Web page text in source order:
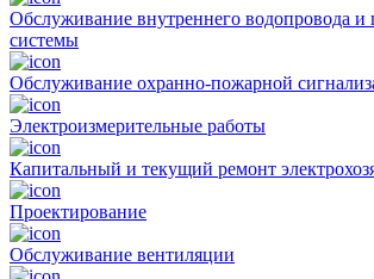
Обслуживание внутреннего водопровода
системы
Обслуживание охранно-пожарной
Электроизмерительные работы
Капитальный и текущий ремонт
Проектирование
Обслуживание вентиляции